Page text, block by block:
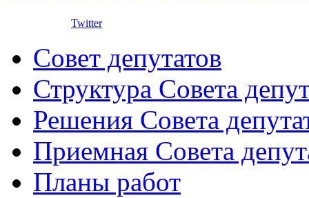
Twitter
Совет депутатов
Структура Совета
Решения Совета
Приемная Совета
Планы работ